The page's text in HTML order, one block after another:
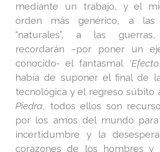
mediante un trabajo, y el
orden más genérico, a las
“naturales”, a las
recordarán –por poner un
conocido- el fantasmal
había de suponer el final de
tecnológica y el regreso súbito
Piedra, todos ellos son
por los amos del mundo
incertidumbre y la
corazones de los hombres y